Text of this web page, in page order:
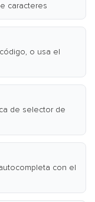
caracteres
o usa el
de selector de
con el